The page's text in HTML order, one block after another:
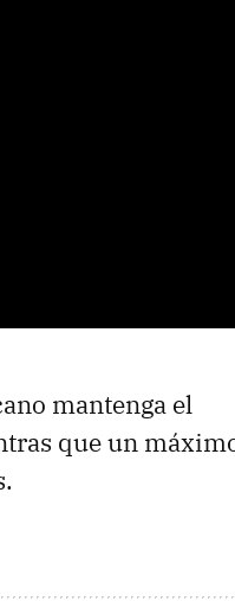
mantenga el
que un